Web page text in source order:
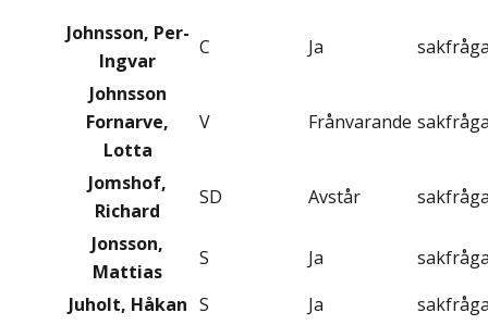
Johnsson, Per-
Ingvar
C Ja
Johnsson
Fornarve,
Lotta
V Frånvarande
Jomshof,
Richard
SD Avstår
Jonsson,
Mattias
S Ja
Juholt, Håkan S Ja